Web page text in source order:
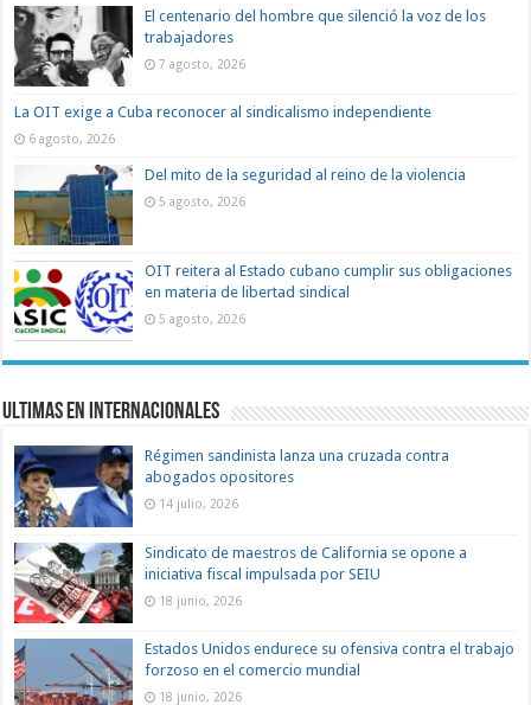
El centenario del hombre que silenció la voz de los
trabajadores
7 agosto, 2026
La OIT exige a Cuba reconocer al sindicalismo independiente
6 agosto, 2026
Del mito de la seguridad al reino de la violencia
5 agosto, 2026
OIT reitera al Estado cubano cumplir sus obligaciones
en materia de libertad sindical
5 agosto, 2026
Ultimas en Internacionales
Régimen sandinista lanza una cruzada contra
abogados opositores
14 julio, 2026
Sindicato de maestros de California se opone a
iniciativa fiscal impulsada por SEIU
18 junio, 2026
Estados Unidos endurece su ofensiva contra el trabajo
forzoso en el comercio mundial
18 junio, 2026